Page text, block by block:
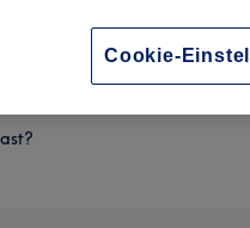
20 Min.
Cookie-